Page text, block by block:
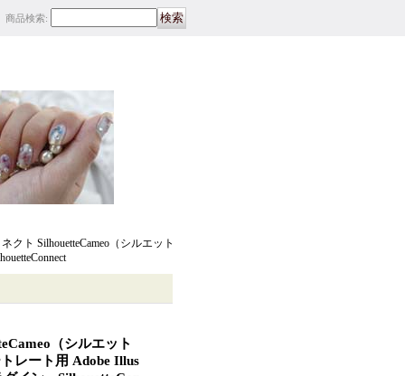
商品検索:
クト SilhouetteCameo（シルエット
（シルエット
レート用 Adobe Illus